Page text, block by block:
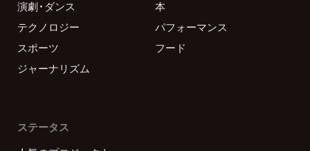
演劇・ダンス
本
テクノロジー
パフォーマンス
スポーツ
フード
ジャーナリズム
ステータス